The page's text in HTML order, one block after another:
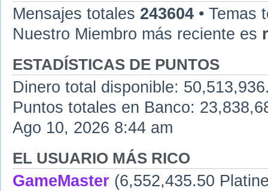
Mensajes totales 243604 • Temas
Nuestro Miembro más reciente es
ESTADÍSTICAS DE PUNTOS
Dinero total disponible:
Puntos totales en Banco:
Ago 10, 2026 8:44 am
EL USUARIO MÁS RICO
GameMaster (6,552,435.50